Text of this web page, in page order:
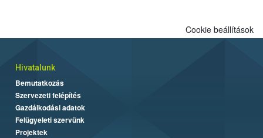
Cookie beállítások
Hivatalunk
Bemutatkozás
Szervezeti felépítés
Gazdálkodási adatok
Felügyeleti szervünk
Projektek